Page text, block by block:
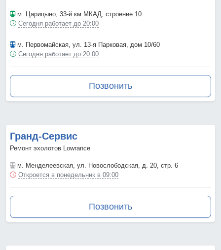
м. Царицыно, 33-й км МКАД, строение 10.
Сегодня работает до 20:00
м. Первомайская, ул. 13-я Парковая, дом 10/60
Сегодня работает до 20:00
Позвонить
Гранд-Сервис
Ремонт эхолотов Lowrance
м. Менделеевская, ул. Новослободская, д. 20, стр. 6
Откроется в понедельник в 09:00
Позвонить